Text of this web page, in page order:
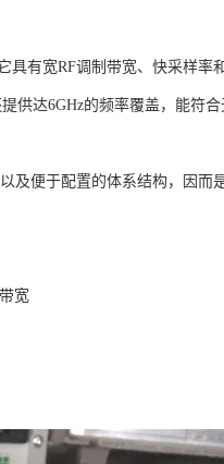
具有宽RF调制带宽、快采样率
供达6GHz的频率覆盖，能符
及便于配置的体系结构，因而
宽